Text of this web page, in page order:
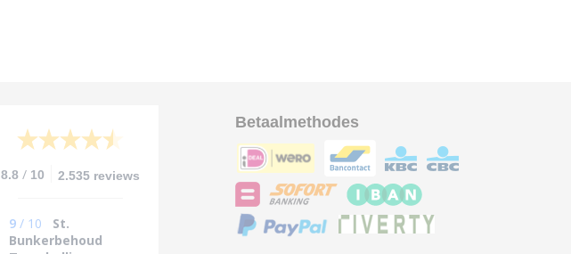
8.8 / 10 2.535 reviews
9 / 10
St.
Bunkerbehoud
Betaalmethodes